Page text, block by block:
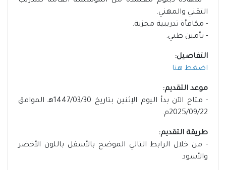
التقني والمهني.
- مكافأة تدريبية مجزية.
- تأمين طبي.
التفاصيل:
اضغط هنا
موعد التقديم:
- متاح الآن بدأ اليوم الإثنين بتاريخ 1447/03/30هـ الموافق
2025/09/22م.
طريقة التقديم:
- من خلال الرابط التالي الموضح بالأسفل باللون الأخضر
والأسود